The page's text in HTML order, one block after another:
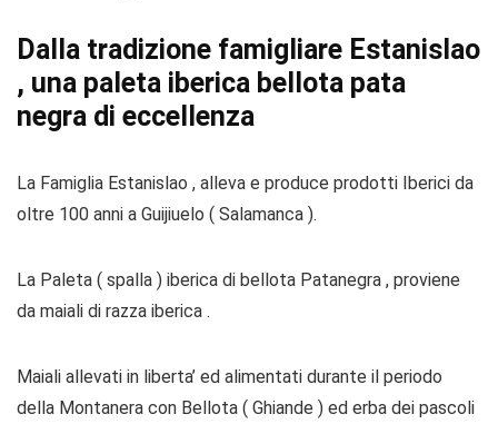
Dalla tradizione famigliare Estanislao
, una paleta iberica bellota pata
negra di eccellenza
La Famiglia Estanislao , alleva e produce prodotti Iberici da
oltre 100 anni a Guijiuelo ( Salamanca ).
La Paleta ( spalla ) iberica di bellota Patanegra , proviene
da maiali di razza iberica .
Maiali allevati in liberta’ ed alimentati durante il periodo
della Montanera con Bellota ( Ghiande ) ed erba dei pascoli